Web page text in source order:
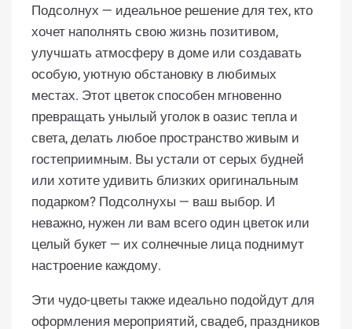
Подсолнух — идеальное решение для тех, кто
хочет наполнять свою жизнь позитивом,
улучшать атмосферу в доме или создавать
особую, уютную обстановку в любимых
местах. Этот цветок способен мгновенно
превращать унылый уголок в оазис тепла и
света, делать любое пространство живым и
гостеприимным. Вы устали от серых будней
или хотите удивить близких оригинальным
подарком? Подсолнухы — ваш выбор. И
неважно, нужен ли вам всего один цветок или
целый букет — их солнечные лица поднимут
настроение каждому.
Эти чудо-цветы также идеально подойдут для
оформления мероприятий, свадеб, праздников